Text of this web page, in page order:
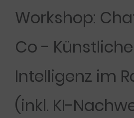
Workshop:
Co - Künstliche
Intelligenz im
(inkl. KI-